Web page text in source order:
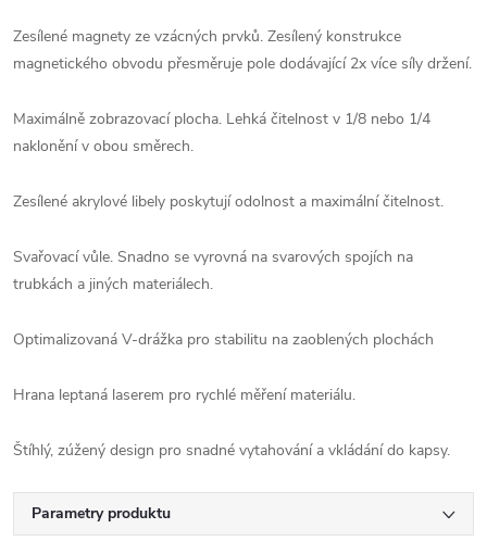
Zesílené magnety ze vzácných prvků. Zesílený konstrukce
magnetického obvodu přesměruje pole dodávající 2x více síly držení.
Maximálně zobrazovací plocha. Lehká čitelnost v 1/8 nebo 1/4
naklonění v obou směrech.
Zesílené akrylové libely poskytují odolnost a maximální čitelnost.
Svařovací vůle. Snadno se vyrovná na svarových spojích na
trubkách a jiných materiálech.
Optimalizovaná V-drážka pro stabilitu na zaoblených plochách
Hrana leptaná laserem pro rychlé měření materiálu.
Štíhlý, zúžený design pro snadné vytahování a vkládání do kapsy.
Parametry produktu